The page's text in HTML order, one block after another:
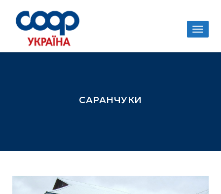
САРАНЧУКИ